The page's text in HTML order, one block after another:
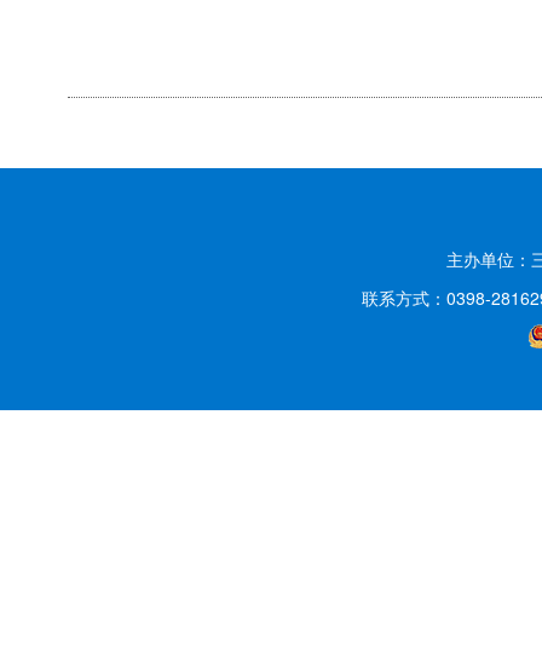
主办单位
联系方式：0398-